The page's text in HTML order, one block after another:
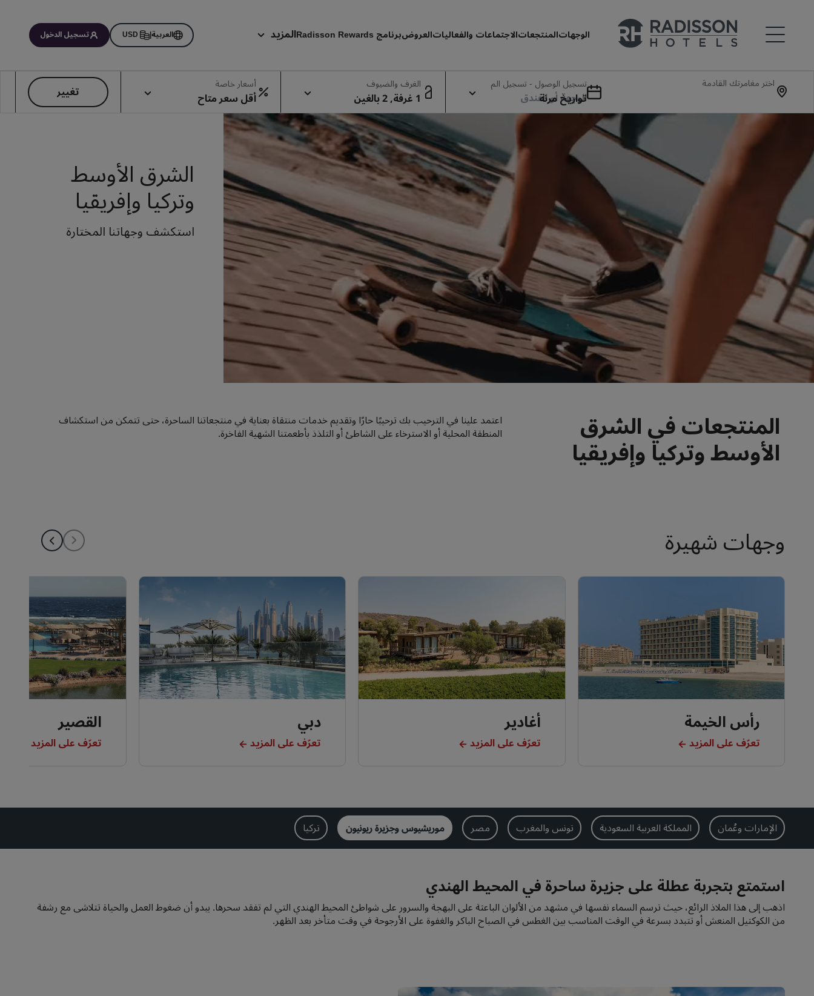
الوجهاتالمنتجعاتالاجتماعات والفعالياتالعروضبرنامج Radisson Rewards المزيد
حجوزاتي
العربية|
USD تسجيل الدخول
اختر مغامرتك القادمة تسجيل الوصول - تسجيل الم
غادرة
تواريخ مرنة
الغرف والضيوف
1 غرفة, 2 بالغين
أسعار خاصة
أقل سعر متاح تغيير
الشرق الأوسط
وتركيا وإفريقيا
استكشف وجهاتنا المختارة
المنتجعات في الشرق
الأوسط وتركيا وإفريقيا
اعتمد علينا في الترحيب بك ترحيبًا حارًا وتقديم خدمات منتقاة بعناية في منتجعاتنا الساحرة، حتى تتمكن من استكشاف
المنطقة المحلية أو الاسترخاء على الشاطئ أو التلذذ بأطعمتنا الشهية الفاخرة.
وجهات شهيرة
رأس الخيمة
تعرّف على المزيد
أغادير
تعرّف على المزيد
دبي
تعرّف على المزيد
القصير
تعرّف على المزيد
الإمارات وعُمان المملكة العربية السعودية تونس والمغرب مصر موريشيوس وجزيرة ريونيون تركيا
استمتع بتجربة عطلة على جزيرة ساحرة في المحيط الهندي
اذهب إلى هذا الملاذ الرائع، حيث ترسم السماء نفسها في مشهد من الألوان الباعثة على البهجة والسرور على شواطئ المحيط الهندي التي لم تفقد سحرها. يبدو أن ضغوط العمل والحياة تتلاشى مع رشفة
من الكوكتيل المنعش أو تتبدد بسرعة في الوقت المناسب بين الغطس في الصباح الباكر والغفوة على الأرجوحة في وقت متأخر بعد الظهر.